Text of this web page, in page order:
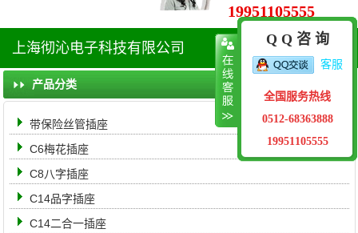
19951105555
航
单
上海彻沁电子科技有限公司
产品分类
带保险丝管插座
C6梅花插座
C8八字插座
C14品字插座
C14二合一插座
Q Q 咨 询
客服
全国服务热线
0512-68363888
19951105555